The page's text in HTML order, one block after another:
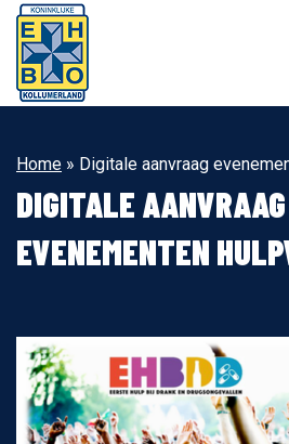
Home » Digitale aanvraag
DIGITALE AANVRAAG
EVENEMENTEN